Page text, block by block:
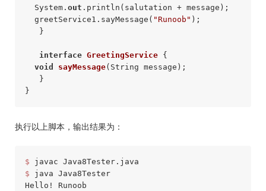
  System.
out .println(salutation + message);
  greetService1.sayMessage(
"Runoob" );
   }
interface GreetingService {
void
sayMessage(String message) ;
   }
执行以上脚本，输出结果为：
$ javac Java8Tester
$ java Java8Tester
Hello ! Runoob